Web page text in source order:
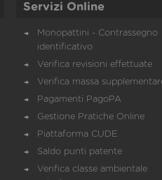
Servizi Online
Monopattini - Contrassegno
identificativo
Verifica revisioni effettuate
Verifica massa
Pagamenti PagoPA
Gestione Pratiche Online
Piattaforma CUDE
Saldo punti patente
Verifica classe ambientale